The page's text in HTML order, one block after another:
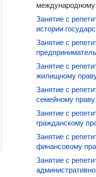
международному
Занятие с
истории
Занятие с
Занятие с
жилищному
Занятие с
семейному праву
Занятие с
гражданскому
Занятие с
финансовому
Занятие с